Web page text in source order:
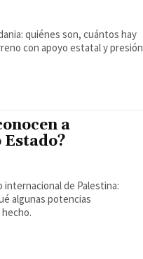
quiénes son, cuántos hay
con apoyo estatal y presión
a
de Palestina:
algunas potencias